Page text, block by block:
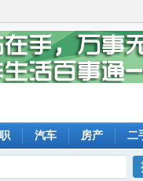
汽车 房产 二